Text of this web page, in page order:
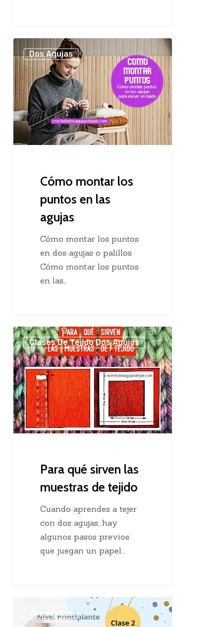
montar
los
puntos
en
las
agujas
Dos Agujas
Cómo montar los
puntos en las
agujas
Cómo montar los puntos
en dos agujas o palillos
Cómo montar los puntos
en las…
Para
qué
sirven
las
muestras
de
tejido
Clases De Tejido Dos Agujas
Para qué sirven las
muestras de tejido
Cuando aprendes a tejer
con dos agujas, hay
algunos pasos previos
que juegan un papel…
Dos Agujas